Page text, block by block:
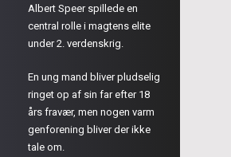
Albert Speer spillede en
central rolle i magtens elite
under 2. verdenskrig.
En ung mand bliver pludselig
ringet op af sin far efter 18
års fravær, men nogen varm
genforening bliver der ikke
tale om.